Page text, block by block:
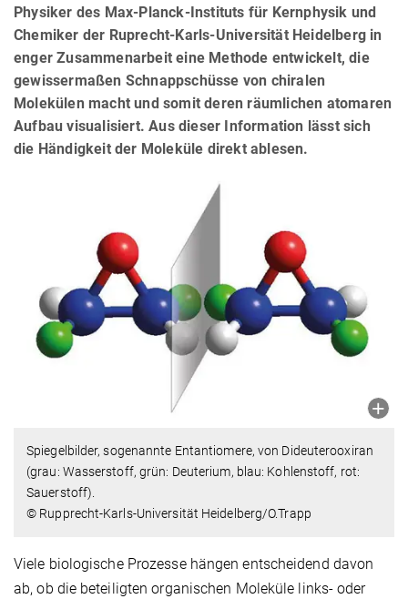
Physiker des Max-Planck-Instituts für Kernphysik und
Chemiker der Ruprecht-Karls-Universität Heidelberg in
enger Zusammenarbeit eine Methode entwickelt, die
gewissermaßen Schnappschüsse von chiralen
Molekülen macht und somit deren räumlichen atomaren
Aufbau visualisiert. Aus dieser Information lässt sich
die Händigkeit der Moleküle direkt ablesen.
Spiegelbilder, sogenannte Entantiomere, von Dideuterooxiran
(grau: Wasserstoff, grün: Deuterium, blau: Kohlenstoff, rot:
Sauerstoff).
© Rupprecht-Karls-Universität Heidelberg/O.Trapp
Viele biologische Prozesse hängen entscheidend davon
ab, ob die beteiligten organischen Moleküle links- oder